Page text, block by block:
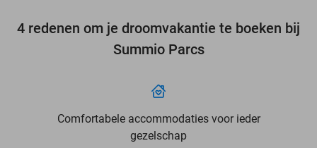
4 redenen om je droomvakantie te boeken bij
Summio Parcs
Comfortabele accommodaties voor ieder
gezelschap